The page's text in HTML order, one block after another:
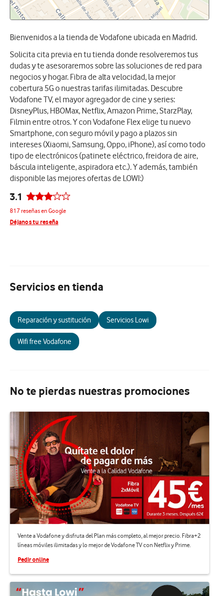
Bienvenidos a la tienda de Vodafone ubicada en Madrid.
Solicita cita previa en tu tienda donde resolveremos tus
dudas y te asesoraremos sobre las soluciones de red para
negocios y hogar. Fibra de alta velocidad, la mejor
cobertura 5G o nuestras tarifas ilimitadas. Descubre
Vodafone TV, el mayor agregador de cine y series:
DisneyPlus, HBOMax, Netflix, Amazon Prime, StarzPlay,
Filmin entre otros. Y con Vodafone Flex elige tu nuevo
Smartphone, con seguro móvil y pago a plazos sin
intereses (Xiaomi, Samsung, Oppo, iPhone), así como todo
tipo de electrónicos (patinete eléctrico, freidora de aire,
báscula inteligente, aspiradora etc.). Y además, también
disponible las mejores ofertas de LOWI:)
3.1
817 reseñas en Google
Déjanos tu reseña
Servicios en tienda
Reparación y sustitución Servicios Lowi
Wifi free Vodafone
No te pierdas nuestras promociones
Vente a Vodafone y disfruta del Plan más completo, al mejor precio. Fibra+2
líneas móviles ilimitadas y lo mejor de Vodafone TV con Netflix y Prime.
Pedir online